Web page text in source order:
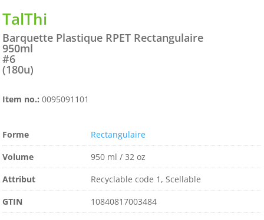
TalThi
Barquette Plastique RPET Rectangulaire
950ml
#6
(180u)
Item no.:0095091101
Forme
Rectangulaire
Volume
950 ml / 32 oz
Attribut
Recyclable code 1, Scellable
GTIN
10840817003484